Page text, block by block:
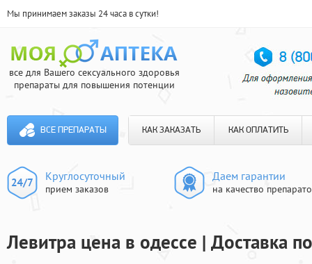
Мы принимаем заказы 24 часа в сутки!
все для Вашего сексуального здоровья
препараты для повышения потенции
ВСЕ ПРЕПАРАТЫ КАК ЗАКАЗАТЬ КАК ОПЛАТИТЬ
Круглосуточный
прием заказов
Даем гарантии
на качество
Левитра цена в одессе | Доставка